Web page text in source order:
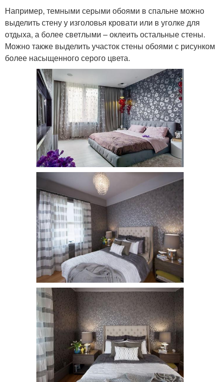
Например, темными серыми обоями в спальне можно
выделить стену у изголовья кровати или в уголке для
отдыха, а более светлыми – оклеить остальные стены.
Можно также выделить участок стены обоями с рисунком
более насыщенного серого цвета.